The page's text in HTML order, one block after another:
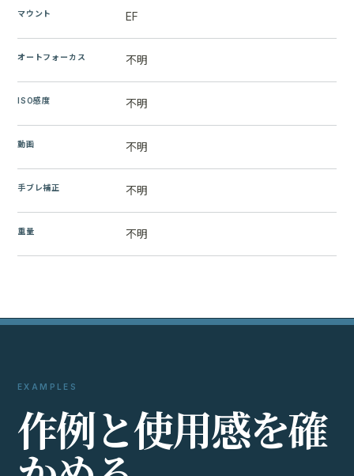
マウント EF
オートフォーカス 不明
ISO感度 不明
動画 不明
手ブレ補正 不明
重量 不明
EXAMPLES
作例と使用感を確